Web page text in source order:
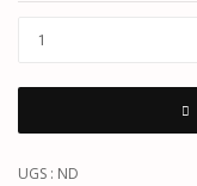
UGS : ND